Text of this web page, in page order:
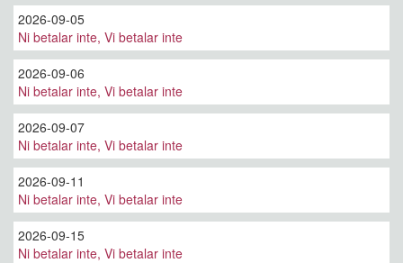
2026-09-05
Ni betalar inte, Vi betalar inte
2026-09-06
Ni betalar inte, Vi betalar inte
2026-09-07
Ni betalar inte, Vi betalar inte
2026-09-11
Ni betalar inte, Vi betalar inte
2026-09-15
Ni betalar inte, Vi betalar inte